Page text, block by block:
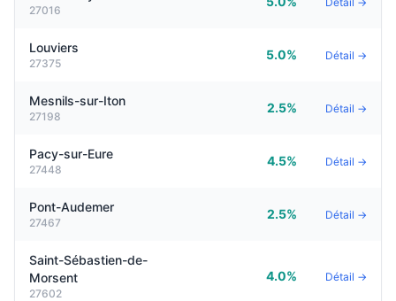
27016
Louviers
27375
5.0% Détail →
Mesnils-sur-Iton
27198
2.5% Détail →
Pacy-sur-Eure
27448
4.5% Détail →
Pont-Audemer
27467
2.5% Détail →
Saint-Sébastien-de-
Morsent
27602
4.0% Détail →